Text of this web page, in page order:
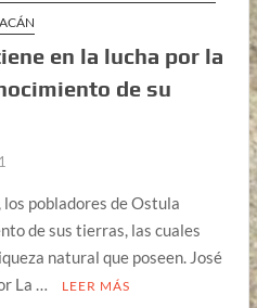
en la lucha por la
de su
los pobladores de Ostula
de sus tierras, las cuales
natural que poseen. José
La …
LEER MÁS